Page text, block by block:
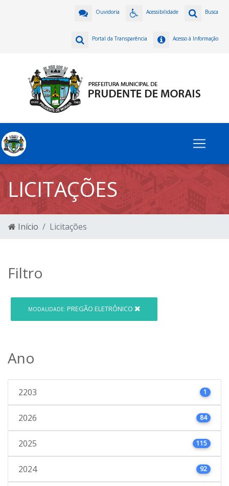
Busca
Acessibilidade
Ouvidoria
Acesso à Informação
Portal da Transparência
LICITAÇÕES
Início Licitações
Filtro
MODALIDADE: PREGÃO ELETRÔNICO
Ano
2203 1
2026 84
2025 115
2024 92